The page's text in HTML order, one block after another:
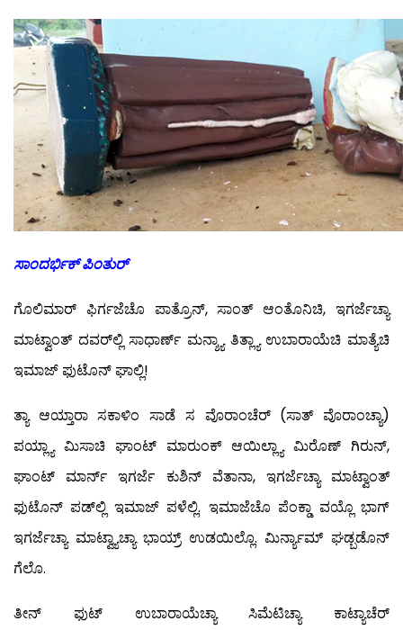
ಸಾಂದರ್ಭಿಕ್ ಪಿಂತುರ್
ಗೊಲಿಮಾರ್ ಫಿರ್ಗಜೆಚೊ ಪಾತ್ರೊನ್, ಸಾಂತ್ ಆಂತೊನಿಚಿ, ಇಗರ್ಜೆಚ್ಯಾ
ಮಾಟ್ವಾಂತ್ ದವರ್‌ಲ್ಲಿ ಸಾಧಾರ್ಣ್ ಮನ್ಶ್ಯಾ ತಿತ್ಲ್ಯಾ ಉಬಾರಾಯೆಚಿ ಮಾತ್ಯೆಚಿ
ಇಮಾಜ್ ಫುಟೊನ್ ಘಾಲ್ಲಿ!
ತ್ಯಾ ಆಯ್ತಾರಾ ಸಕಾಳಿಂ ಸಾಡೆ ಸ ವೊರಾಂಚೆರ್ (ಸಾತ್ ವೊರಾಂಚ್ಯಾ)
ಪಯ್ಲ್ಯಾ ಮಿಸಾಚಿ ಘಾಂಟ್ ಮಾರುಂಕ್ ಆಯಿಲ್ಲ್ಯಾ ಮಿರೊಣ್ ಗಿರುನ್,
ಘಾಂಟ್ ಮಾರ್ನ್ ಇಗರ್ಜೆ ಕುಶಿನ್ ವೆತಾನಾ, ಇಗರ್ಜೆಚ್ಯಾ ಮಾಟ್ವಾಂತ್
ಫುಟೊನ್ ಪಡ್‍ಲ್ಲಿ ಇಮಾಜ್ ಪಳೆಲ್ಲಿ. ಇಮಾಜೆಚೊ ಪೆಂಕ್ಡಾ ವಯ್ಲೊ ಭಾಗ್
ಇಗರ್ಜೆಚ್ಯಾ ಮಾಟ್ವ್ಯಾಚ್ಯಾ ಭಾಯ್ರ್ ಉಡಯಿಲ್ಲೊ. ಮಿರ್ನ್ಯಾಮ್ ಘಡ್ಬಡೊನ್
ಗೆಲೊ.
ತೀನ್ ಫುಟ್ ಉಬಾರಾಯೆಚ್ಯಾ ಸಿಮೆಟಿಚ್ಯಾ ಕಾಟ್ಯಾಚೆರ್